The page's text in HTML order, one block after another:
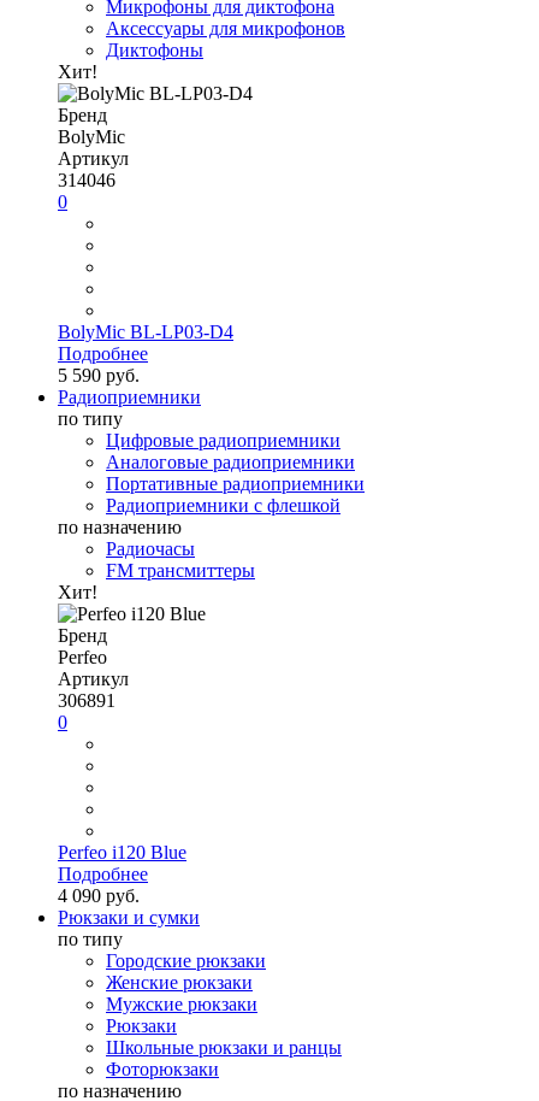
Микрофоны для диктофона
Аксессуары для микрофонов
Диктофоны
Хит!
Бренд
BolyMic
Артикул
314046
0
BolyMic BL-LP03-D4
Подробнее
5 590 руб.
Радиоприемники
по типу
Цифровые радиоприемники
Аналоговые радиоприемники
Портативные радиоприемники
Радиоприемники с флешкой
по назначению
Радиочасы
FM трансмиттеры
Хит!
Бренд
Perfeo
Артикул
306891
0
Perfeo i120 Blue
Подробнее
4 090 руб.
Рюкзаки и сумки
по типу
Городские рюкзаки
Женские рюкзаки
Мужские рюкзаки
Рюкзаки
Школьные рюкзаки и ранцы
Фоторюкзаки
по назначению